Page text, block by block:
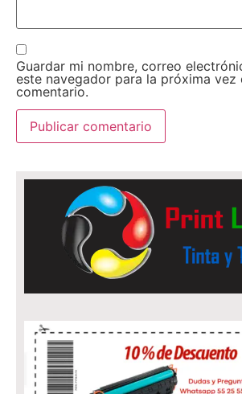
Guardar mi nombre, correo
este navegador para la próxima vez
comentario.